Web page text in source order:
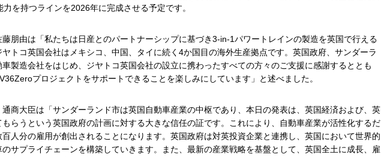
を持つラインを2026年に完成させる予定です。
朋由は「私たちは日産とのパートナーシップに基づき3-in-1パワートレインの製造を英国で行える
トコ英国会社はメキシコ、中国、タイに続く4か国目の海外生産拠点です。英国政府、サンダーラ
製造会社をはじめ、ジヤトコ英国会社の設立に携わったすべての方々のご支援に感謝するととも
プロジェクトをサポートできることを楽しみにしています」と述べました。
商大臣は「サンダーランド市は英国自動車産業の中枢であり、本日の発表は、英国経済および、英
らうという英国政府の計画に対する大きな信任の証です。これにより、自動車産業が活性化するだ
人分の雇用が創出されることになります。英国政府は対英投資企業と連携し、英国において世界的
サプライチェーンを構築していきます。また、最新の産業戦略を基盤として、英国全土に成長、雇